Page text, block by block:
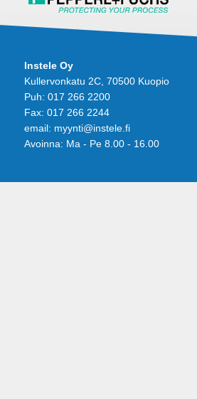
Instele Oy
Kullervonkatu 2C, 70500 Kuopio
Puh: 017 266 2200
Fax: 017 266 2244
email: myynti@instele.fi
Avoinna: Ma - Pe 8.00 - 16.00